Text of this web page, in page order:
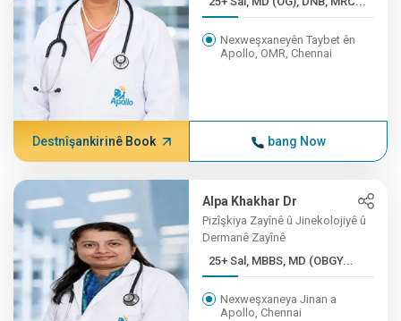
Nexweşxaneyên Taybet ên
Apollo, OMR, Chennai
Destnîşankirinê Book bang Now
Alpa Khakhar Dr
Pizîşkiya Zayînê û Jinekolojiyê û
Dermanê Zayînê
25+ Sal, MBBS, MD (OBGY...
Nexweşxaneya Jinan a
Apollo, Chennai